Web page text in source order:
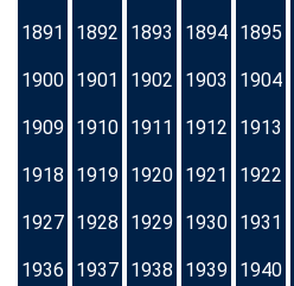
1891 1892 1893 1894 1895
1900 1901 1902 1903 1904
1909 1910 1911 1912 1913
1918 1919 1920 1921 1922
1927 1928 1929 1930 1931
1936 1937 1938 1939 1940